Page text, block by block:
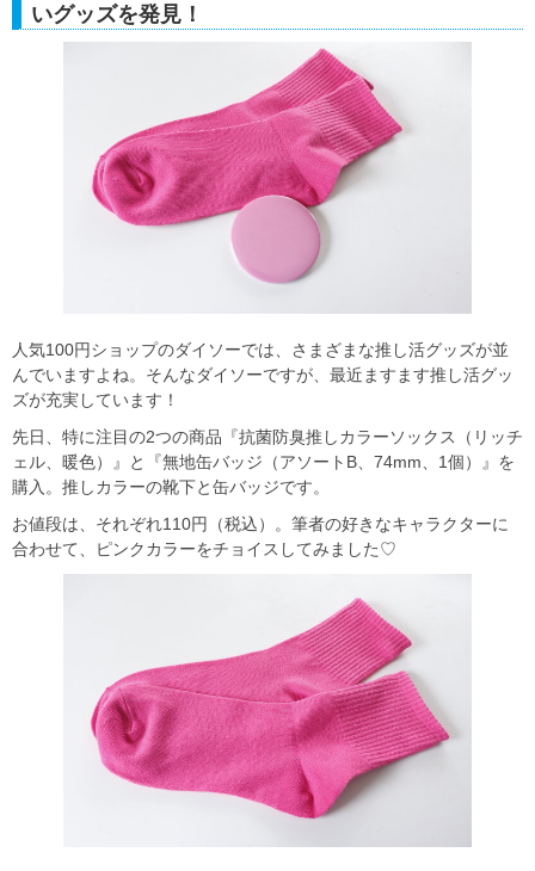
いグッズを発見！
人気100円ショップのダイソーでは、さまざまな推し活グッズが並
んでいますよね。そんなダイソーですが、最近ますます推し活グッ
ズが充実しています！
先日、特に注目の2つの商品『抗菌防臭推しカラーソックス（リッチ
ェル、暖色）』と『無地缶バッジ（アソートB、74mm、1個）』を
購入。推しカラーの靴下と缶バッジです。
お値段は、それぞれ110円（税込）。筆者の好きなキャラクターに
合わせて、ピンクカラーをチョイスしてみました♡